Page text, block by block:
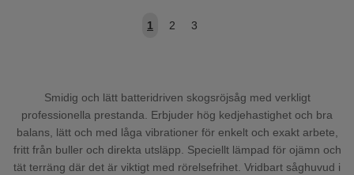
1 2 3
Smidig och lätt batteridriven skogsröjsåg med verkligt
professionella prestanda. Erbjuder hög kedjehastighet och bra
balans, lätt och med låga vibrationer för enkelt och exakt arbete,
fritt från buller och direkta utsläpp. Speciellt lämpad för ojämn och
tät terräng där det är viktigt med rörelsefrihet. Vridbart såghuvud i